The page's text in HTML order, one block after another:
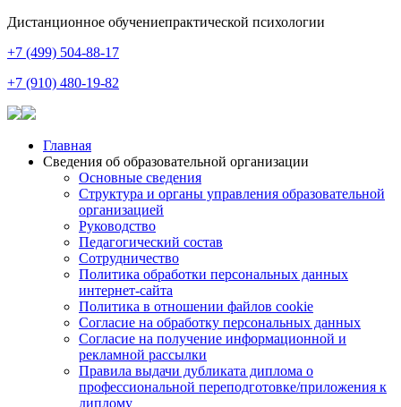
Дистанционное обучениепрактической психологии
+7 (499) 504-88-17
+7 (910) 480-19-82
Главная
Сведения об образовательной организации
Основные сведения
Структура и органы управления образовательной
организацией
Руководство
Педагогический состав
Сотрудничество
Политика обработки персональных данных
интернет-сайта
Политика в отношении файлов cookie
Согласие на обработку персональных данных
Согласие на получение информационной и
рекламной рассылки
Правила выдачи дубликата диплома о
профессиональной переподготовке/приложения к
диплому